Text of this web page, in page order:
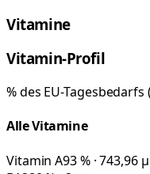
Vitamine
Vitamin-Profil
% des EU-Tagesbedarfs
Alle Vitamine
Vitamin A93 % · 743,96